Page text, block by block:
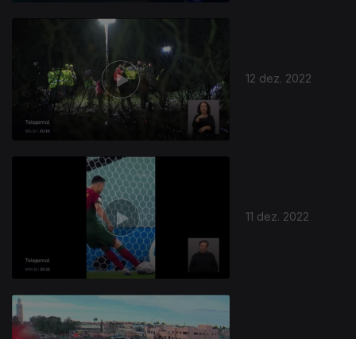
12 dez. 2022
11 dez. 2022